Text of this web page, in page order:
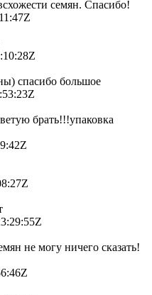
семян. Спасибо!
спасибо большое
брать!!!упаковка
не могу ничего сказать!